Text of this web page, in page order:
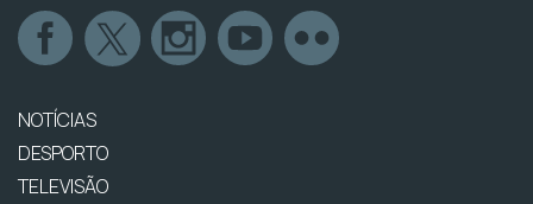
NOTÍCIAS
DESPORTO
TELEVISÃO